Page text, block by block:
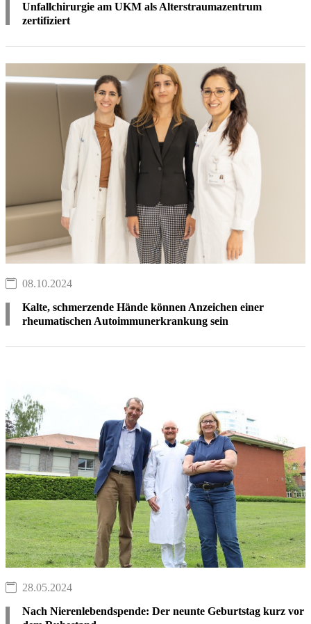
Unfallchirurgie am UKM als Alterstraumazentrum
zertifiziert
08.10.2024
Kalte, schmerzende Hände können Anzeichen einer
rheumatischen Autoimmunerkrankung sein
28.05.2024
Nach Nierenlebendspende: Der neunte Geburtstag kurz vor